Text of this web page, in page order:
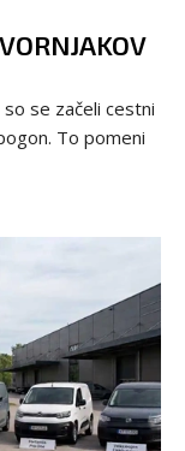
se začeli cestni
To pomeni